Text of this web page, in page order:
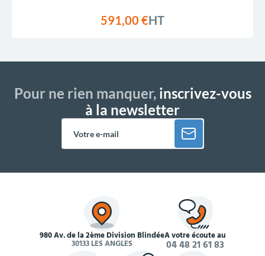
591,00 €HT
Pour ne rien manquer,inscrivez-vous
à la newsletter
980 Av. de la 2ème Division Blindée
30133 LES ANGLES
À votre écoute au
04 48 21 61 83